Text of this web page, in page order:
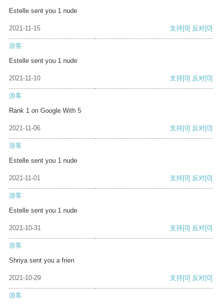
Estelle sent you 1 nude
2021-11-15 支持[0] 反对[0]
游客
Estelle sent you 1 nude
2021-11-10 支持[0] 反对[0]
游客
Rank 1 on Google With 5
2021-11-06 支持[0] 反对[0]
游客
Estelle sent you 1 nude
2021-11-01 支持[0] 反对[0]
游客
Estelle sent you 1 nude
2021-10-31 支持[0] 反对[0]
游客
Shriya sent you a frien
2021-10-29 支持[0] 反对[0]
游客